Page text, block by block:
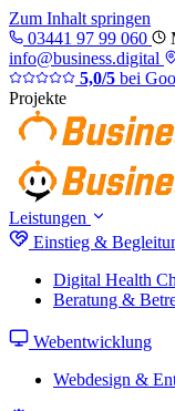
Zum Inhalt springen
03441 97 99 060
info@business.digital
5,0/5 bei
Projekte
Leistungen
Einstieg &
Digital Health
Beratung &
Webentwicklung
Webdesign &